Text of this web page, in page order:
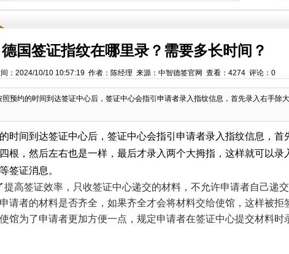
德国签证指纹在哪里录？需要多长时间？
间：2024/10/10 10:57:19 作者：陈经理 来源：中智德签官网 查看：4274 评论：0
照预约的时间到达签证中心后，签证中心会指引申请者录入指纹信息，首先录入右手除
时间到达签证中心后，签证中心会指引申请者录入指纹信息，首
根，然后左右也是一样，最后才录入两个大拇指，这样就可以录
签证消息。
提高签证效率，只收签证中心递交的材料，不允许申请者自己递
请者的材料是否齐全，如果齐全才会将材料交给使馆，这样被拒
馆为了申请者更加方便一点，规定申请者在签证中心提交材料时